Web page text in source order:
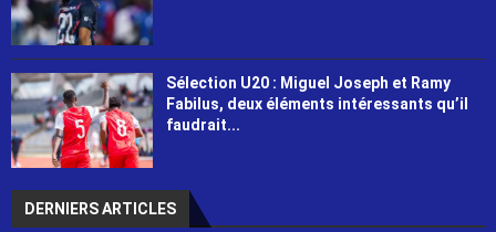
Sélection U20 : Miguel Joseph et Ramy
Fabilus, deux éléments intéressants qu’il
faudrait...
DERNIERS ARTICLES